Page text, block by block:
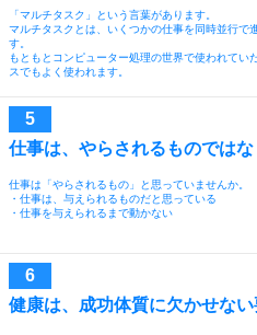
「マルチタスク」という言葉があります。
マルチタスクとは、いくつかの仕事を同時並行で
す。
もともとコンピューター処理の世界で使われてい
スでもよく使われます。
仕事は、やらされるものではな
仕事は「やらされるもの」と思っていませんか。
・仕事は、与えられるものだと思っている
・仕事を与えられるまで動かない
健康は、成功体質に欠かせない